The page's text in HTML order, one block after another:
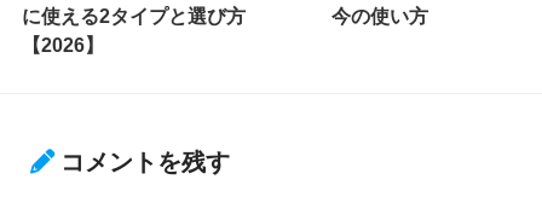
に使える2タイプと選び方
【2026】
今の使い方
コメントを残す